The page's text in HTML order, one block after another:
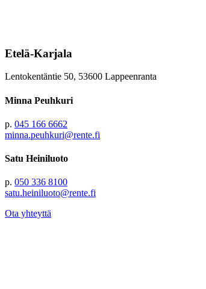
Etelä-Karjala
Lentokentäntie 50, 53600 Lappeenranta
Minna Peuhkuri
p. 045 166 6662
minna.peuhkuri@rente.fi
Satu Heiniluoto
p. 050 336 8100
satu.heiniluoto@rente.fi
Ota yhteyttä